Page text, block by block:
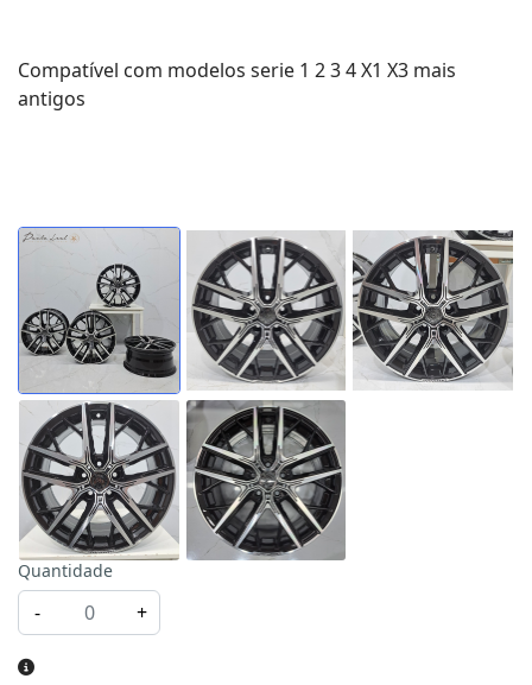
Compatível com modelos serie 1 2 3 4 X1 X3 mais
antigos
Quantidade
- +